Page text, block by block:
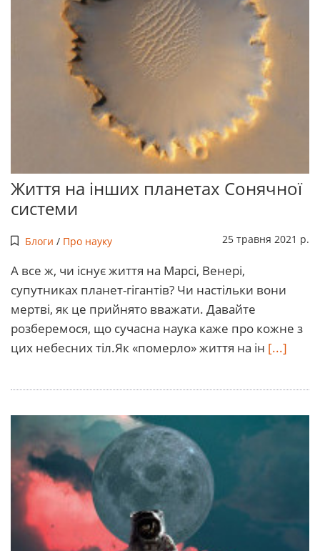
Життя на інших планетах Сонячної
системи
Блоги / Про науку 25 травня 2021 р.
А все ж, чи існує життя на Марсі, Венері,
супутниках планет-гігантів? Чи настільки вони
мертві, як це прийнято вважати. Давайте
розберемося, що сучасна наука каже про кожне з
цих небесних тіл.Як «померло» життя на ін [...]